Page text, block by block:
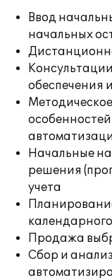
Ввод
начальных
обеспечения
Начальные
решения
учета
Продажа
Сбор и